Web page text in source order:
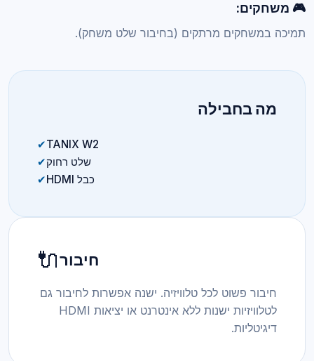
🎮 משחקים:
תמיכה במשחקים מרתקים (בחיבור שלט משחק).
מה בחבילה
✔TANIX W2
✔שלט רחוק
✔
כבל HDMI
🔌חיבור
חיבור פשוט לכל טלוויזיה. ישנה אפשרות לחיבור גם
לטלוויזיות ישנות ללא אינטרנט או יציאות HDMI
דיגיטליות.